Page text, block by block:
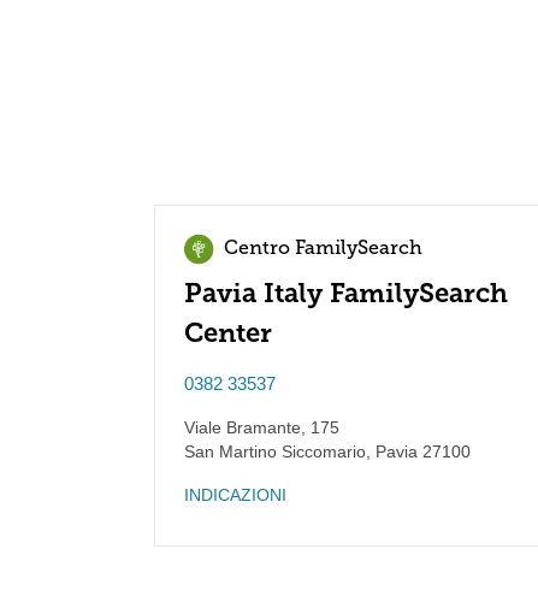
Centro FamilySearch
Pavia Italy FamilySearch
Center
0382 33537
Viale Bramante, 175
San Martino Siccomario Pavia 27100
INDICAZIONI